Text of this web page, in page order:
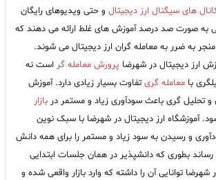
های سیگنال ارز دیجیتال و حتی ویدیوهای رایگان
به صورت صد درصد آموزش های غلط ارائه می دهند که
به ضرر به معامله گران ارز دیجیتال می شوند.
ارز دیجیتال در شهرضا پرورش معامله گر است نه
با معامله گری تفاوت بسیار زیادی دارد. آموزش
تحلیل گری باعث سودآوری زیاد و مستمر در بازار
آموزشگاه ارز دیجیتال در شهرضا با سبک نوین
و رسیدن به سود زیاد و مستمر را برای همه دانش
بطوری که دانشپذیر در همان جلسات ابتدایی
شهرضا توانایی آن را داشته که وارد بازار واقعی شده و